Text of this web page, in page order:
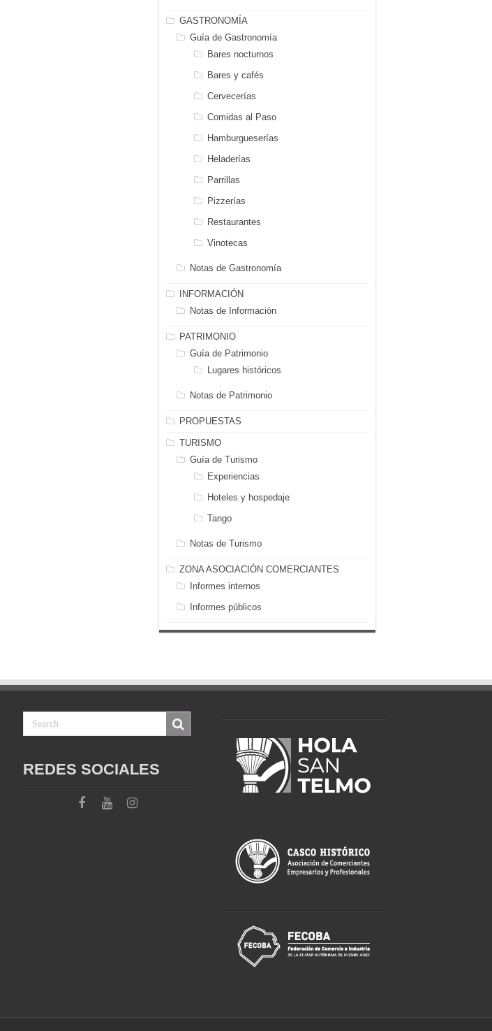
GASTRONOMÍA
Guía de Gastronomía
Bares nocturnos
Bares y cafés
Cervecerías
Comidas al Paso
Hamburgueserías
Heladerías
Parrillas
Pizzerías
Restaurantes
Vinotecas
Notas de Gastronomía
INFORMACIÓN
Notas de Información
PATRIMONIO
Guía de Patrimonio
Lugares históricos
Notas de Patrimonio
PROPUESTAS
TURISMO
Guía de Turismo
Experiencias
Hoteles y hospedaje
Tango
Notas de Turismo
ZONA ASOCIACIÓN COMERCIANTES
Informes internos
Informes públicos
REDES SOCIALES